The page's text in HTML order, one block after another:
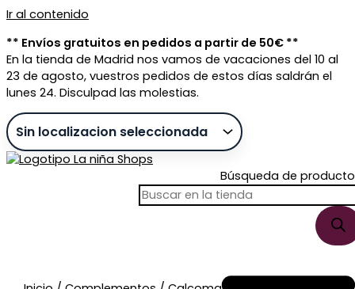
Ir al contenido
** Envíos gratuitos en pedidos a partir de 50€ **
En la tienda de Madrid nos vamos de vacaciones del 10 al
23 de agosto, vuestros pedidos de estos días saldrán el
lunes 24. Disculpad las molestias.
Búsqueda de